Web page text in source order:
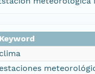
Keyword
clima
estaciones